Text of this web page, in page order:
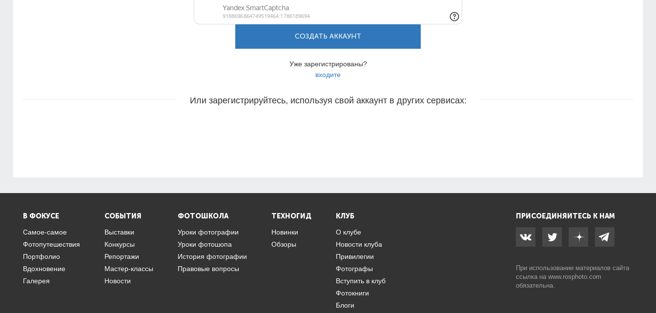
СОЗДАТЬ АККАУНТ
Уже зарегистрированы?
входите
Или зарегистрируйтесь, используя свой аккаунт в других сервисах:
В ФОКУСЕ
Самое-самое
Фотопутешествия
Портфолио
Вдохновение
Галерея
СОБЫТИЯ
Выставки
Конкурсы
Репортажи
Мастер-классы
Новости
ФОТОШКОЛА
Уроки фотографии
Уроки фотошопа
История фотографии
Правовые вопросы
ТЕХНОГИД
Новинки
Обзоры
КЛУБ
О клубе
Новости клуба
Привилегии
Фотографы
Вступить в клуб
Фотокниги
Блоги
ПРИСОЕДИНЯЙТЕСЬ К НАМ
При использовании материалов сайта
ссылка на www.rosphoto.com
обязательна.